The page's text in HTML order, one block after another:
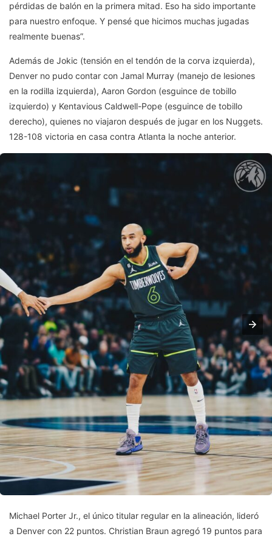
pérdidas de balón en la primera mitad. Eso ha sido importante
para nuestro enfoque. Y pensé que hicimos muchas jugadas
realmente buenas”.
Además de Jokic (tensión en el tendón de la corva izquierda),
Denver no pudo contar con Jamal Murray (manejo de lesiones
en la rodilla izquierda), Aaron Gordon (esguince de tobillo
izquierdo) y Kentavious Caldwell-Pope (esguince de tobillo
derecho), quienes no viajaron después de jugar en los Nuggets.
128-108 victoria en casa contra Atlanta la noche anterior.
Michael Porter Jr., el único titular regular en la alineación, lideró
a Denver con 22 puntos. Christian Braun agregó 19 puntos para